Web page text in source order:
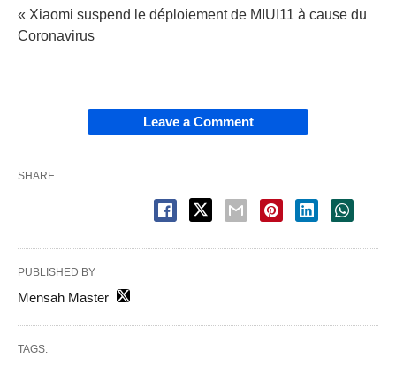
« Xiaomi suspend le déploiement de MIUI11 à cause du
Coronavirus
Leave a Comment
SHARE
PUBLISHED BY
Mensah Master
TAGS: